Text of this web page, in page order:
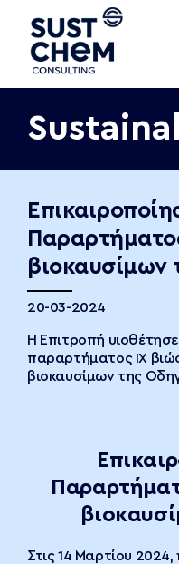
βιοκαυσίμων
20-03-2024
Η Επιτροπή
παραρτήματος IX
βιοκαυσίμων της
Στις 14 Μαρτίου